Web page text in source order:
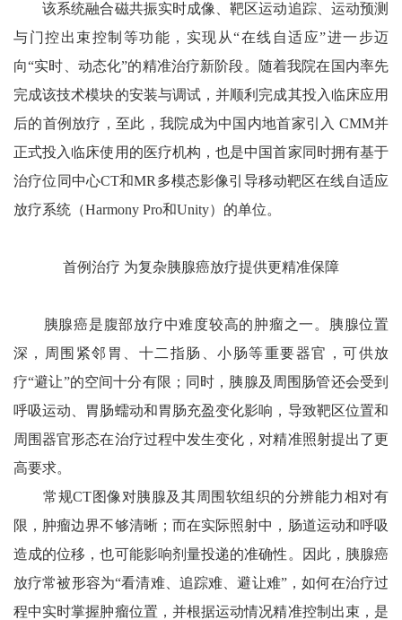
该系统融合磁共振实时成像、靶区运动追踪、运动预测
与门控出束控制等功能，实现从“在线自适应”进一步迈
向“实时、动态化”的精准治疗新阶段。随着我院在国内率先
完成该技术模块的安装与调试，并顺利完成其投入临床应用
后的首例放疗，至此，我院成为中国内地首家引入 CMM并
正式投入临床使用的医疗机构，也是中国首家同时拥有基于
治疗位同中心CT和MR多模态影像引导移动靶区在线自适应
放疗系统（Harmony Pro和Unity）的单位。
首例治疗 为复杂胰腺癌放疗提供更精准保障
胰腺癌是腹部放疗中难度较高的肿瘤之一。胰腺位置
深，周围紧邻胃、十二指肠、小肠等重要器官，可供放
疗“避让”的空间十分有限；同时，胰腺及周围肠管还会受到
呼吸运动、胃肠蠕动和胃肠充盈变化影响，导致靶区位置和
周围器官形态在治疗过程中发生变化，对精准照射提出了更
高要求。
常规CT图像对胰腺及其周围软组织的分辨能力相对有
限，肿瘤边界不够清晰；而在实际照射中，肠道运动和呼吸
造成的位移，也可能影响剂量投递的准确性。因此，胰腺癌
放疗常被形容为“看清难、追踪难、避让难”，如何在治疗过
程中实时掌握肿瘤位置，并根据运动情况精准控制出束，是